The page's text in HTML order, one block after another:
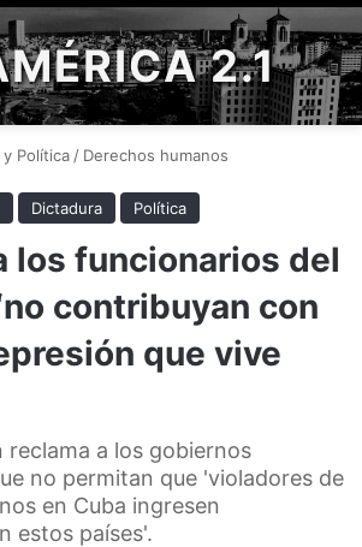
2.1
y Política / Derechos humanos
Dictadura Política
los funcionarios del
contribuyan con
que vive
reclama a los gobiernos
no permitan que 'violadores de
en Cuba ingresen
estos países'.